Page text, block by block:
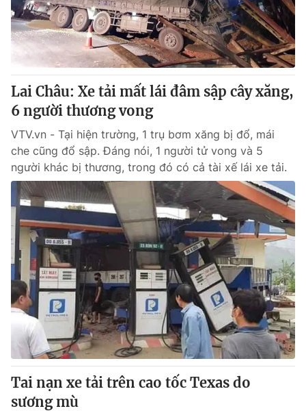
Sản phẩm
Thị trường
Tư vấn
Lịch phát sóng
Chuyên mục khác
Emagazine Podcast
Photo Infographic
Video Shorts video
VTV Money VTV Thể thao
VTV Sức khoẻ Bất động sản
Thị trường 24h Tấm lòng Việt
VTV4 Vươn mình bằng AI
VTV9
Lai Châu: Xe tải mất lái đâm sập cây xăng,
6 người thương vong
VTV.vn - Tại hiện trường, 1 trụ bơm xăng bị đổ, mái
che cũng đổ sập. Đáng nói, 1 người tử vong và 5
người khác bị thương, trong đó có cả tài xế lái xe tải.
Tai nạn xe tải trên cao tốc Texas do
sương mù